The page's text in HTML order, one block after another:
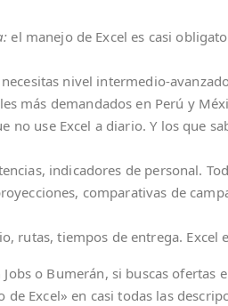
el manejo de Excel es casi
nivel intermedio-
más demandados en Perú y
no use Excel a diario. Y los que
indicadores de personal.
comparativas de
rutas, tiempos de entrega. Excel
o Bumerán, si buscas ofertas
Excel» en casi todas las